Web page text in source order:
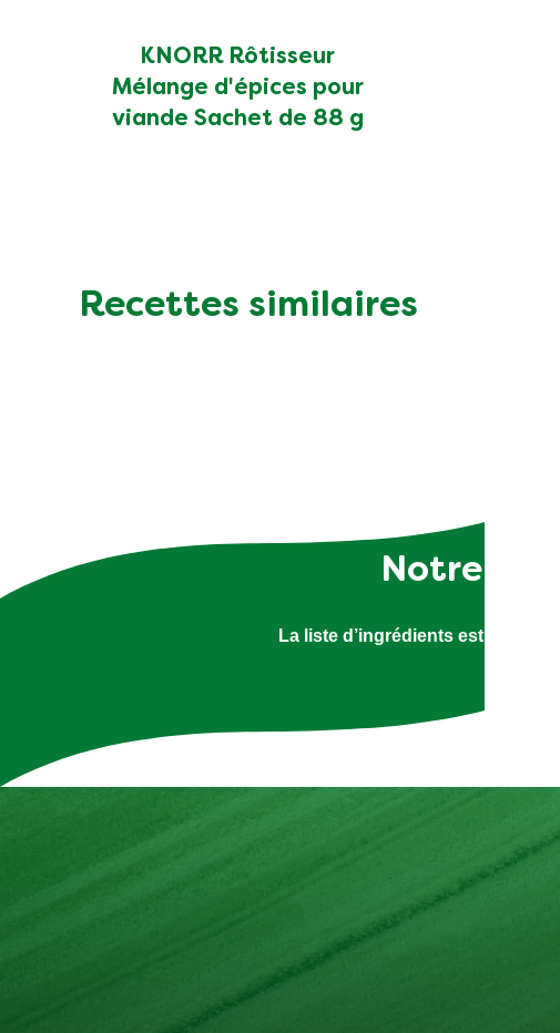
KNORR Rôtisseur
Mélange d'épices pour
viande Sachet de 88 g
Recettes similaires
Notre
La liste d’ingrédients est aussi